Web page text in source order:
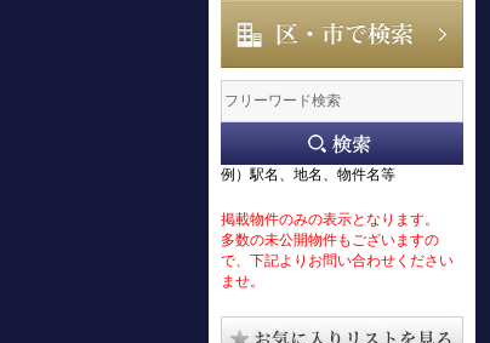
例）駅名、地名、物件名等
掲載物件のみの表示となります。
多数の未公開物件もございますの
で、下記よりお問い合わせください
ませ。